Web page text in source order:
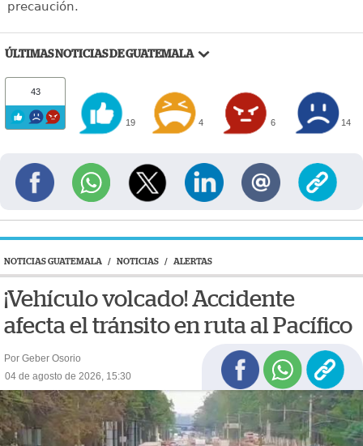
precaución.
ÚLTIMAS NOTICIAS DE GUATEMALA
43
19 4 6 14
NOTICIAS GUATEMALA / NOTICIAS / ALERTAS
¡Vehículo volcado! Accidente
afecta el tránsito en ruta al Pacífico
Por Geber Osorio
04 de agosto de 2026, 15:30